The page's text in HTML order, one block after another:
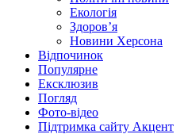
Екологія
Здоров’я
Новини Херсона
Відпочинок
Популярне
Ексклюзив
Погляд
Фото-відео
Підтримка сайту Акцент